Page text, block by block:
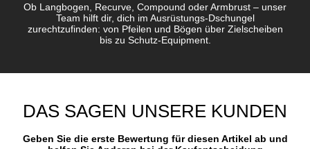
Ob Langbogen, Recurve, Compound oder Armbrust – unser
Team hilft dir, dich im Ausrüstungs-Dschungel
zurechtzufinden: von Pfeilen und Bögen über Zielscheiben
bis zu Schutz-Equipment.
DAS SAGEN UNSERE KUNDEN
Geben Sie die erste Bewertung für diesen Artikel ab und